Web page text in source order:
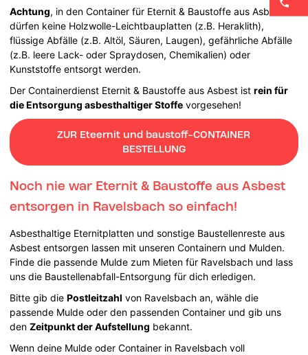
Achtung, in den Container für Eternit & Baustoffe aus Asbest
dürfen keine Holzwolle-Leichtbauplatten (z.B. Heraklith),
flüssige Abfälle (z.B. Altöl, Säuren, Laugen), gefährliche Abfälle
(z.B. leere Lack- oder Spraydosen, Chemikalien) oder
Kunststoffe entsorgt werden.
Der Containerdienst Eternit & Baustoffe aus Asbest istrein für
die Entsorgung asbesthaltiger Stoffe vorgesehen!
ZUR Eteernit und baustoff-CONTAINER
BESTELLUNG
Noch nie war Eternit & Baustoffe aus Asbest
entsorgen in Ravelsbach so einfach!
Asbesthaltige Eternitplatten und sonstige Baustellenreste aus
Asbest entsorgen lassen mit unseren Containern und Mulden.
Finde die passende Mulde zum Mieten für Ravelsbach und lass
uns die Baustellenabfall-Entsorgung für dich erledigen.
Bitte gib diePostleitzahl von Ravelsbach an, wähle die
passende Mulde oder den passenden Container und gib uns
denZeitpunkt der Aufstellung bekannt.
Wenn deine Mulde oder Container in Ravelsbach voll